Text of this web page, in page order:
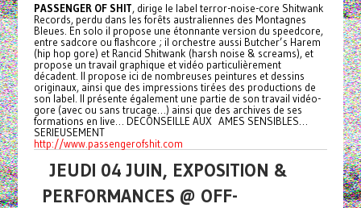
PASSENGER OF SHIT, dirige le label terror-noise-core Shitwank
Records, perdu dans les forêts australiennes des Montagnes
Bleues. En solo il propose une étonnante version du speedcore,
entre sadcore ou flashcore ; il orchestre aussi Butcher’s Harem
(hip hop gore) et Rancid Shitwank (harsh noise & screams), et
propose un travail graphique et vidéo particulièrement
décadent. Il propose ici de nombreuses peintures et dessins
originaux, ainsi que des impressions tirées des productions de
son label. Il présente également une partie de son travail vidéo-
gore (avec ou sans trucage…) ainsi que des archives de ses
formations en live… DECONSEILLE AUX AMES SENSIBLES…
SERIEUSEMENT
http://www.passengerofshit.com
JEUDI 04 JUIN, EXPOSITION &
PERFORMANCES @ OFF-